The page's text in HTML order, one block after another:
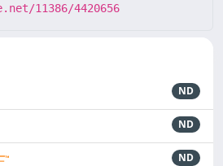
11386/4420656
ND
ND
ND